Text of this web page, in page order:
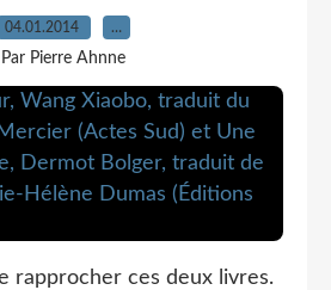
04.01.2014 …
Par Pierre Ahnne
rapprocher ces deux livres.